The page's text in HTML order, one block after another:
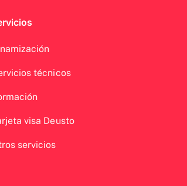
técnicos
visa Deusto
servicios